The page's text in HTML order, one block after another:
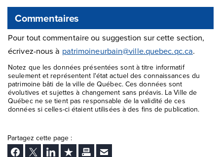
Commentaires
Pour tout commentaire ou suggestion sur cette section,
écrivez-nous à patrimoineurbain@ville.quebec.qc.ca.
Notez que les données présentées sont à titre informatif
seulement et représentent l'état actuel des connaissances du
patrimoine bâti de la ville de Québec. Ces données sont
évolutives et sujettes à changement sans préavis. La Ville de
Québec ne se tient pas responsable de la validité de ces
données si celles-ci étaient utilisées à des fins de publication.
Partagez cette page :
Facebook
Twitter LinkedInAjouter aux favoris
ImprimerEnvoyer Ã un ami